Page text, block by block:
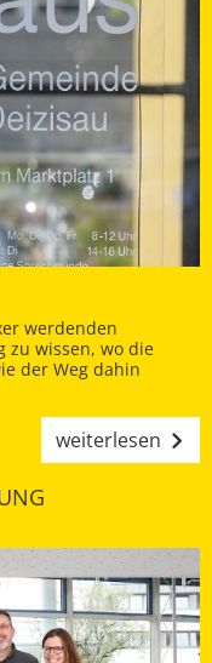
werdenden
zu wissen, wo die
der Weg dahin
weiterlesen